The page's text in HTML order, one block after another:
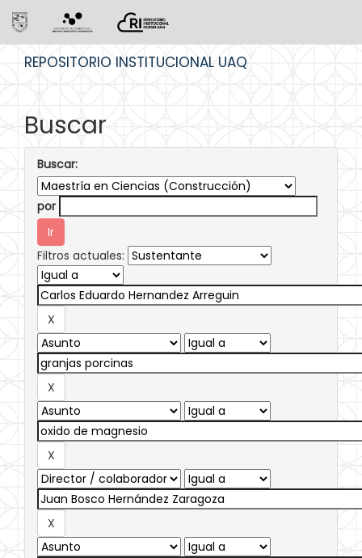
REPOSITORIO INSTITUCIONAL UAQ
Buscar
Buscar:
por
Filtros actuales: